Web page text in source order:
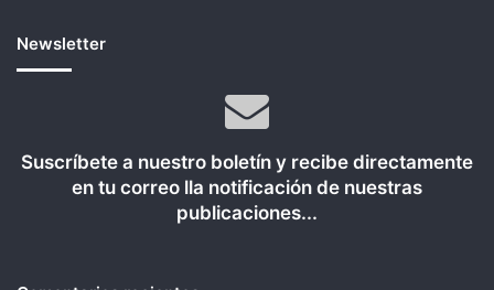
Newsletter
Suscríbete a nuestro boletín y recibe directamente
en tu correo lla notificación de nuestras
publicaciones...